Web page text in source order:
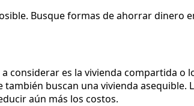
Busque formas de ahorrar dinero
es la vivienda compartida
buscan una vivienda
aún más los costos.